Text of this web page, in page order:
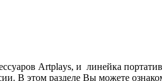
Artplays, и линейка
В этом разделе Вы можете